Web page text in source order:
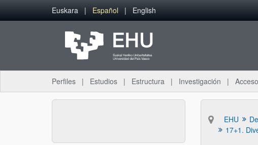
Saltar al contenido principal
Euskara Español English
Perfiles Estudios Estructura Investigación
EHU
17+1.